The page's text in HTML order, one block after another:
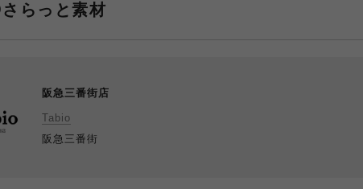
らっと素材
阪急三番街店
Tabio
阪急三番街